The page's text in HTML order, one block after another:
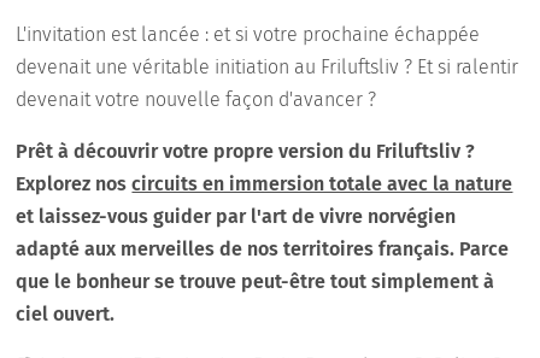
L'invitation est lancée : et si votre prochaine échappée
devenait une véritable initiation au Friluftsliv ? Et si ralentir
devenait votre nouvelle façon d'avancer ?
Prêt à découvrir votre propre version du Friluftsliv ?
Explorez noscircuits en immersion totale avec la nature
et laissez-vous guider par l'art de vivre norvégien
adapté aux merveilles de nos territoires français. Parce
que le bonheur se trouve peut-être tout simplement à
ciel ouvert.